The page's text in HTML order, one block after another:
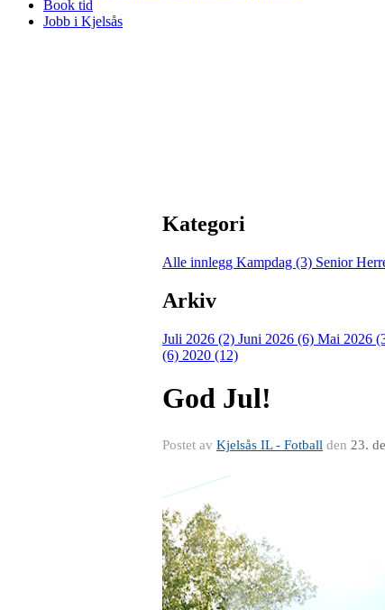
Book tid
Jobb i Kjelsås
Kategori
Alle innlegg Kampdag (3) Senior
Arkiv
Juli 2026 (2) Juni 2026 (6) Mai 2026
(6) 2020 (12)
God Jul!
Postet av Kjelsås IL - Fotball den 23.